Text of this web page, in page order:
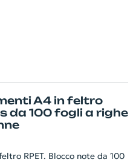
A4 in feltro
da 100 fogli a righe
RPET. Blocco note da 100